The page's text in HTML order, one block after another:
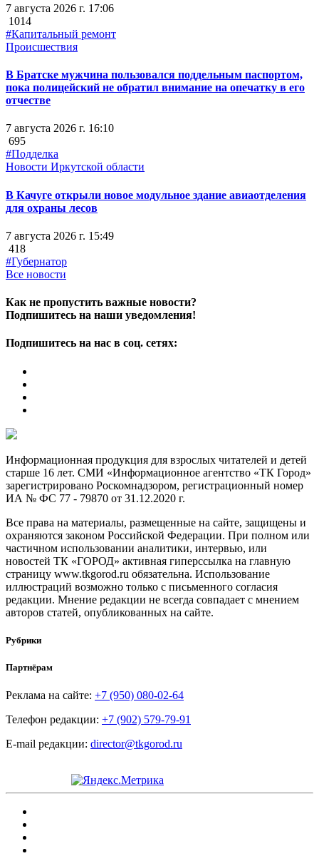
7 августа 2026 г. 17:06
1014
#Капитальный ремонт
Происшествия
В Братске мужчина пользовался поддельным паспортом,
пока полицейский не обратил внимание на опечатку в его
отчестве
7 августа 2026 г. 16:10
695
#Подделка
Новости Иркутской области
В Качуге открыли новое модульное здание авиаотделения
для охраны лесов
7 августа 2026 г. 15:49
418
#Губернатор
Все новости
Как не пропустить важные новости?
Подпишитесь на наши уведомления!
Подпишитесь на нас в соц. сетях:
Информационная продукция для взрослых читателей и детей
старше 16 лет. СМИ «Информационное агентство «ТК Город»
зарегистрировано Роскомнадзором, регистрационный номер
ИА № ФС 77 - 79870 от 31.12.2020 г.
Все права на материалы, размещенные на сайте, защищены и
охраняются законом Российской Федерации. При полном или
частичном использовании аналитики, интервью, или
новостей ТК «ГОРОД» активная гиперссылка на главную
страницу www.tkgorod.ru обязательна. Использование
иллюстраций возможно только с письменного согласия
редакции. Мнение редакции не всегда совпадает с мнением
авторов статей, опубликованных на сайте.
Рубрики
Партнёрам
Реклама на сайте: +7 (950) 080-02-64
Телефон редакции: +7 (902) 579-79-91
E-mail редакции: director@tkgorod.ru